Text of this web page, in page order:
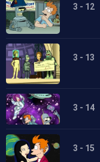
3 - 12
3 - 13
3 - 14
3 - 15